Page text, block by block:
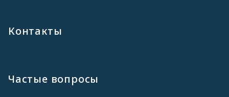
Контакты
Частые вопросы